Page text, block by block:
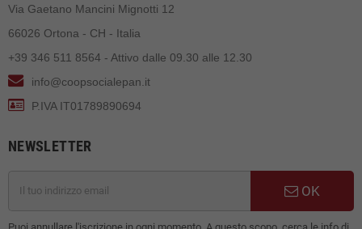
Via Gaetano Mancini Mignotti 12
66026 Ortona - CH - Italia
+39 346 511 8564 - Attivo dalle 09.30 alle 12.30
info@coopsocialepan.it
P.IVA IT01789890694
NEWSLETTER
OK